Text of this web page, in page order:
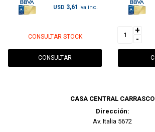
USD 3,61
CONSULTAR STOCK
CONSULTAR
+
-
CASA CENTRAL CARRASCO
Dirección:
Av. Italia 5672